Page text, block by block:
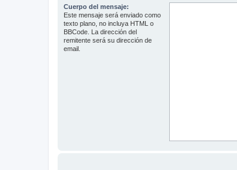
Cuerpo del mensaje:
Este mensaje será enviado como
texto plano, no incluya HTML o
BBCode. La dirección del
remitente será su dirección de
email.